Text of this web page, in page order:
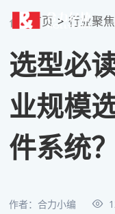
首页 > 行业聚焦
选型必
业规模
件系统？
作者：合力小编